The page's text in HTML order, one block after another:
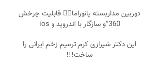
دوربین مداربسته پانوراما👈🏻 قابلیت چرخش
360°و سازگار با اندروید و ios
این دکتر شیرازی کرم ترمیم زخم ایرانی را
ساخت!!!